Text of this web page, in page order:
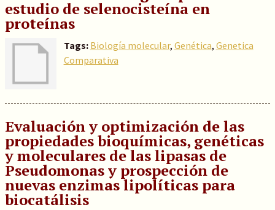
estudio de selenocisteína en
proteínas
Tags: Biología molecular, Genética, Genetica
Comparativa
Evaluación y optimización de las
propiedades bioquímicas, genéticas
y moleculares de las lipasas de
Pseudomonas y prospección de
nuevas enzimas lipolíticas para
biocatálisis